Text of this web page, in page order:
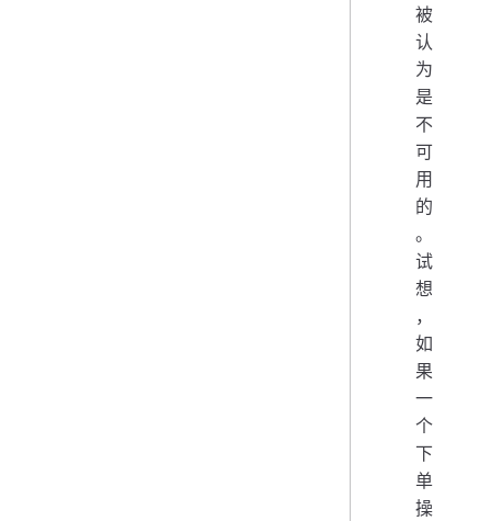
被
认
为
是
不
可
用
的
。
试
想
，
如
果
一
个
下
单
操